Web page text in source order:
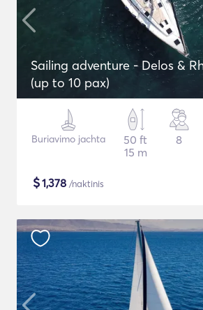
Sailing adventure - Delos &
(up to 10 pax)
Buriavimo jachta
50 ft
15 m
8
$1,378 /naktinis